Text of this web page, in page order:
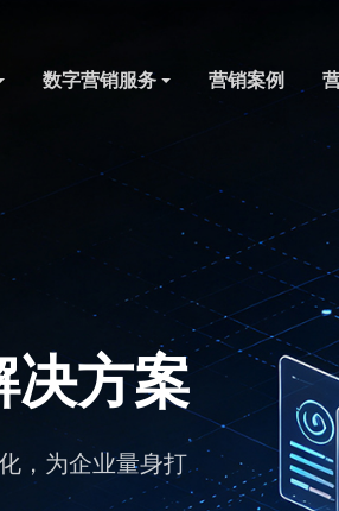
数字营销服务 营销案例